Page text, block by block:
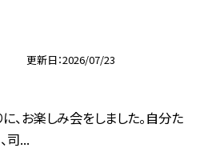
更新日 2026/07/23
、お楽しみ会をしました。自分た
司...